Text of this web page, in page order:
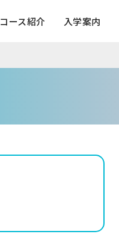
コース紹介 入学案内